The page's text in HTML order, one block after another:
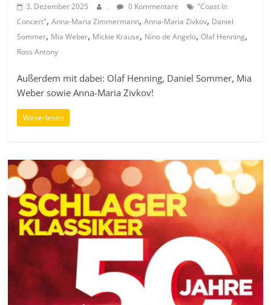
3. Dezember 2025 . 0 Kommentare
"Coast In
Concert",Anna-Maria Zimmermann,Anna-Maria Zivkov, Daniel
Sommer, Mia Weber, Mickie Krause, Nino de Angelo,Olaf Henning,
Ross Antony
Außerdem mit dabei: Olaf Henning, Daniel Sommer, Mia
Weber sowie Anna-Maria Zivkov!
Weiterlesen